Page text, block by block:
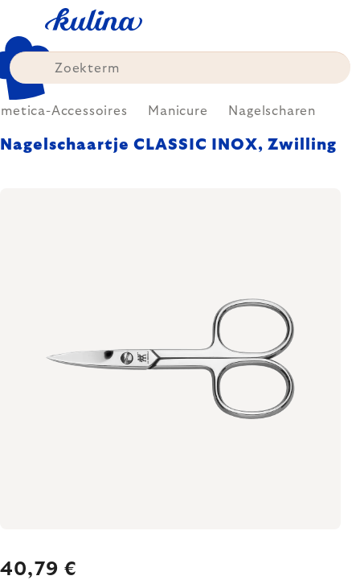
content
Accessoires Manicure Nagelscharen
Nagelschaartje CLASSIC INOX, Zwilling
40,79 €